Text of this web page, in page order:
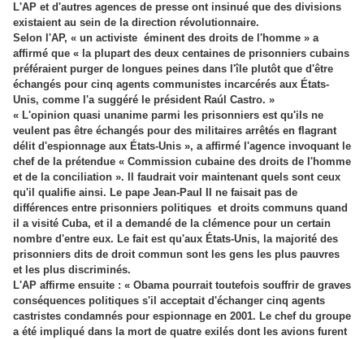
L'AP et d'autres agences de presse ont insinué que des divisions
existaient au sein de la direction révolutionnaire.
Selon l'AP, « un activiste éminent des droits de l'homme » a
affirmé que « la plupart des deux centaines de prisonniers cubains
préféraient purger de longues peines dans l'île plutôt que d'être
échangés pour cinq agents communistes incarcérés aux États-
Unis, comme l'a suggéré le président Raúl Castro. »
« L'opinion quasi unanime parmi les prisonniers est qu'ils ne
veulent pas être échangés pour des militaires arrêtés en flagrant
délit d'espionnage aux États-Unis », a affirmé l'agence invoquant le
chef de la prétendue « Commission cubaine des droits de l'homme
et de la conciliation ». Il faudrait voir maintenant quels sont ceux
qu'il qualifie ainsi. Le pape Jean-Paul II ne faisait pas de
différences entre prisonniers politiques et droits communs quand
il a visité Cuba, et il a demandé de la clémence pour un certain
nombre d'entre eux. Le fait est qu'aux États-Unis, la majorité des
prisonniers dits de droit commun sont les gens les plus pauvres
et les plus discriminés.
L'AP affirme ensuite : « Obama pourrait toutefois souffrir de graves
conséquences politiques s'il acceptait d'échanger cinq agents
castristes condamnés pour espionnage en 2001. Le chef du groupe
a été impliqué dans la mort de quatre exilés dont les avions furent